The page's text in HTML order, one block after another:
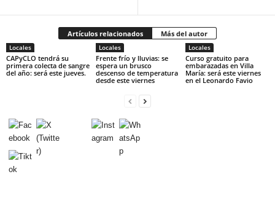
Artículos relacionados Más del autor
Locales
CAPyCLO tendrá su
primera colecta de sangre
del año: será este jueves.
Locales
Frente frío y lluvias: se
espera un brusco
descenso de temperatura
desde este viernes
Locales
Curso gratuito para
embarazadas en Villa
María: será este viernes
en el Leonardo Favio